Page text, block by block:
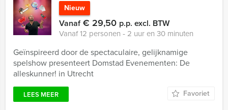
Nieuw
Vanaf€ 29,50 p.p. excl. BTW
Vanaf 12 personen ‐ 2 uur en 30 minuten
Geïnspireerd door de spectaculaire, gelijknamige
spelshow presenteert Domstad Evenementen: De
alleskunner! in Utrecht
LEES MEER Favoriet